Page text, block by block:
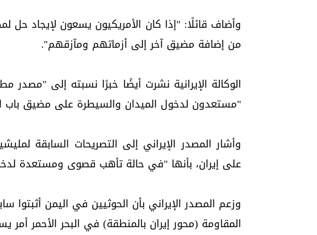
وأضاف قائلًا: "إذا كان الأمريكيون يسعون لإيجاد حل
من إضافة مضيق آخر إلى أزماتهم ومآزقهم".
الوكالة الإيرانية نشرت أيضًا خبرًا نسبته إلى
"مستعدون لدخول الميدان والسيطرة على مضيق باب
وأشار المصدر الإيراني إلى التصريحات السابقة
على إيران، بأنها "في حالة تأهب قصوى ومستعدة
وزعم المصدر الإيراني بأن الحوثيين في اليمن
المقاومة (محور إيران بالمنطقة) في البحر الأحمر أمر